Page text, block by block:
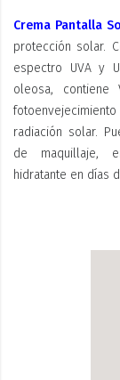
Crema Pantalla
protección solar.
espectro UVA y
oleosa, contiene
radiación solar.
de maquillaje,
hidratante en días